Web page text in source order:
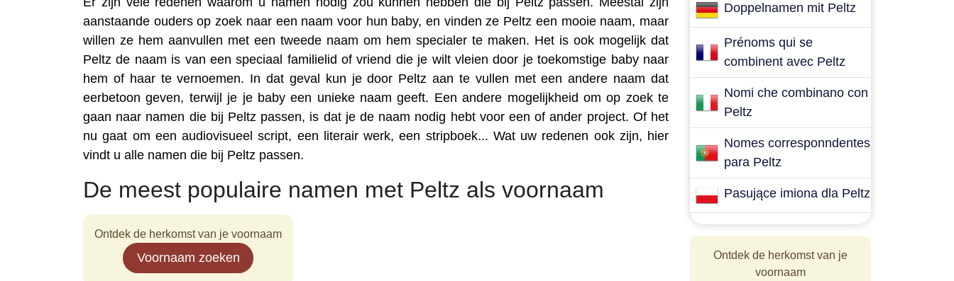
aanstaande ouders op zoek naar een naam voor hun baby, en vinden ze Peltz een mooie naam, maar
willen ze hem aanvullen met een tweede naam om hem specialer te maken. Het is ook mogelijk dat
Peltz de naam is van een speciaal familielid of vriend die je wilt vleien door je toekomstige baby naar
hem of haar te vernoemen. In dat geval kun je door Peltz aan te vullen met een andere naam dat
eerbetoon geven, terwijl je je baby een unieke naam geeft. Een andere mogelijkheid om op zoek te
gaan naar namen die bij Peltz passen, is dat je de naam nodig hebt voor een of ander project. Of het
nu gaat om een audiovisueel script, een literair werk, een stripboek... Wat uw redenen ook zijn, hier
vindt u alle namen die bij Peltz passen.
De meest populaire namen met Peltz als voornaam
Ontdek de herkomst van je voornaam
Voornaam zoeken
Doppelnamen mit Peltz
Prénoms qui se
combinent avec Peltz
Nomi che combinano con
Peltz
Nomes corresponndentes
para Peltz
Pasujące imiona dla Peltz
Ontdek de herkomst van je
voornaam